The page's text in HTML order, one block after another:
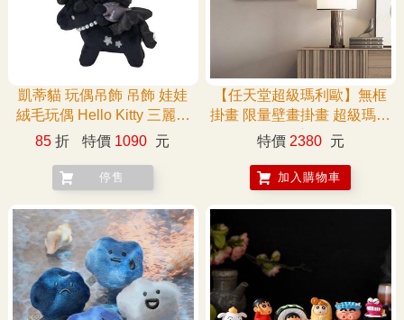
凱蒂貓 玩偶吊飾 吊飾 娃娃
絨毛玩偶 Hello Kitty 三麗鷗
Sanrio
85 折 特價 1090 元
停售
【任天堂超級瑪利歐】無框
掛畫 限量壁畫掛畫 超級瑪利
歐
特價 2380 元
加入購物車